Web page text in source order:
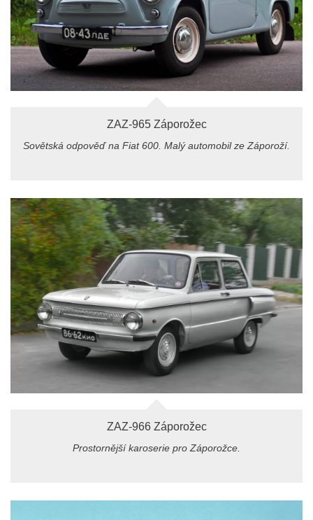
ZAZ-965 Záporožec
Sovětská odpověď na Fiat 600. Malý automobil ze Záporoží.
ZAZ-966 Záporožec
Prostornější karoserie pro Záporožce.